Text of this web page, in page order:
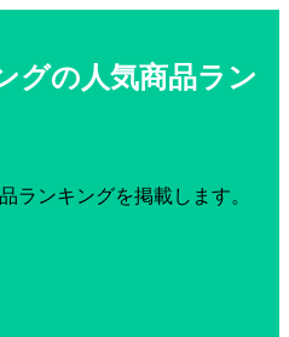
グの人気商品ラン
ランキングを掲載します。